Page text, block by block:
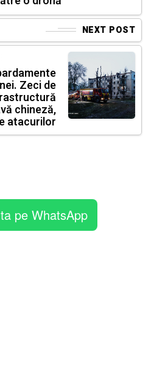
NEXT POST
Zeci de
chineză,
atacurilor
pe WhatsApp